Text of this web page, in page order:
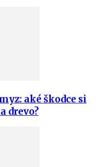
aké škodce si
drevo?